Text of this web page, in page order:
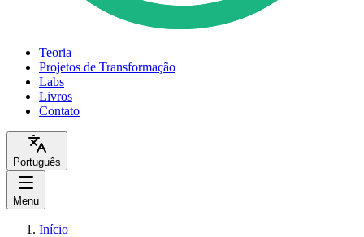
Teoria
Projetos de Transformação
Labs
Livros
Contato
Português
Menu
Início